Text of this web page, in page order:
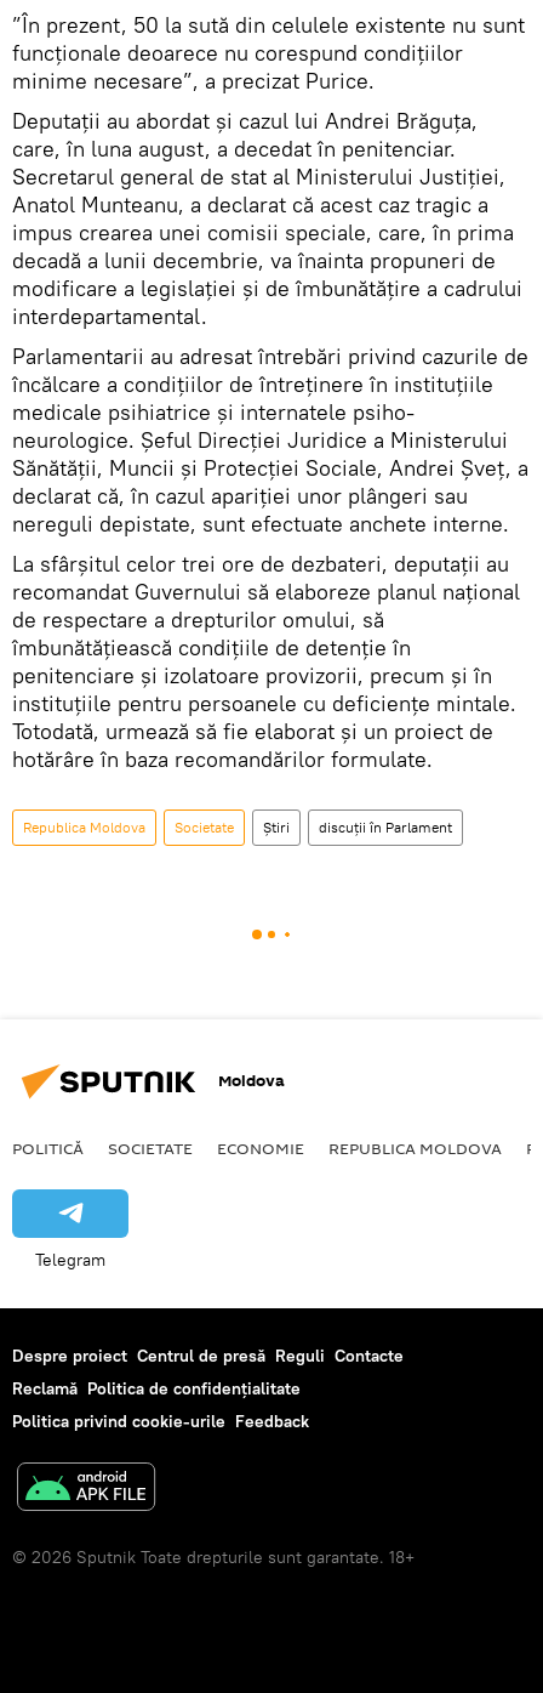
”În prezent, 50 la sută din celulele existente nu sunt
funcționale deoarece nu corespund condițiilor
minime necesare”, a precizat Purice.
Deputații au abordat și cazul lui Andrei Brăguța,
care, în luna august, a decedat în penitenciar.
Secretarul general de stat al Ministerului Justiției,
Anatol Munteanu, a declarat că acest caz tragic a
impus crearea unei comisii speciale, care, în prima
decadă a lunii decembrie, va înainta propuneri de
modificare a legislației și de îmbunătățire a cadrului
interdepartamental.
Parlamentarii au adresat întrebări privind cazurile de
încălcare a condițiilor de întreținere în instituțiile
medicale psihiatrice și internatele psiho-
neurologice. Șeful Direcției Juridice a Ministerului
Sănătății, Muncii și Protecției Sociale, Andrei Șveț, a
declarat că, în cazul apariției unor plângeri sau
nereguli depistate, sunt efectuate anchete interne.
La sfârșitul celor trei ore de dezbateri, deputații au
recomandat Guvernului să elaboreze planul național
de respectare a drepturilor omului, să
îmbunătățiească condițiile de detenție în
penitenciare și izolatoare provizorii, precum și în
instituțiile pentru persoanele cu deficiențe mintale.
Totodată, urmează să fie elaborat și un proiect de
hotărâre în baza recomandărilor formulate.
Republica Moldova Societate Știri discuții în Parlament
Moldova
POLITICĂ SOCIETATE ECONOMIE REPUBLICA MOLDOVA
Telegram
Despre proiect Centrul de presă Reguli Contacte
Reclamă Politica de confidențialitate
Politica privind cookie-urile Feedback
© 2026 Sputnik Toate drepturile sunt garantate. 18+